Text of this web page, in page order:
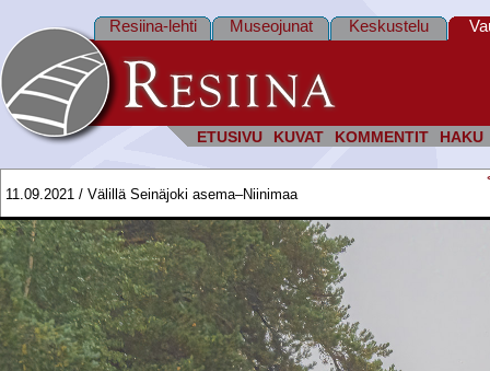
ETUSIVU KUVAT KOMMENTIT HAKU
Resiina-lehti Museojunat Keskustelu
11.09.2021 / Välillä Seinäjoki asema–Niinimaa